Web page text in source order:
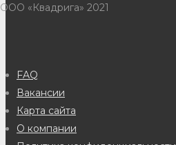
«Квадрига» 2021
FAQ
Вакансии
Карта сайта
О компании